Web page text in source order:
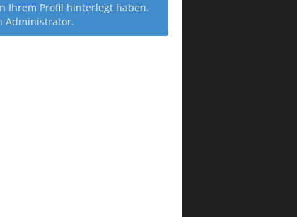
Ihrem Profil hinterlegt haben.
Administrator.